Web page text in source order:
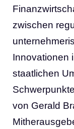
zwischen
Innovationen
staatlichen
von Gerald